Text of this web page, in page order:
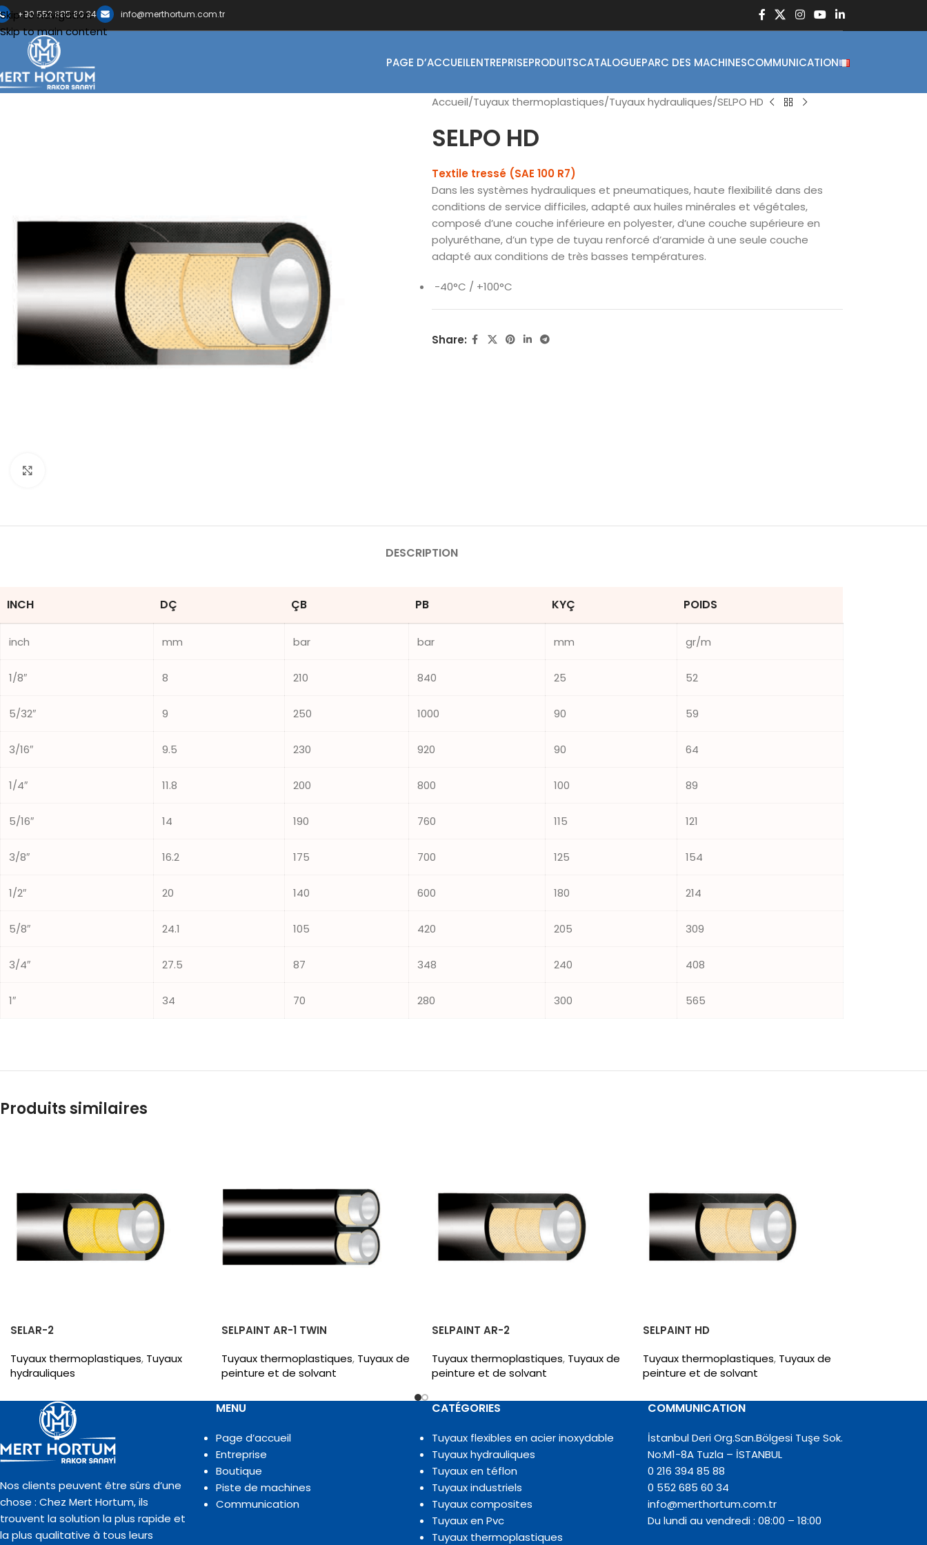
Skip to navigation
Skip to main content
+90 552 685 60 34 info@merthortum.com.tr
PAGE D’ACCUEILENTREPRISEPRODUITSCATALOGUEPARC DES MACHINESCOMMUNICATION
Accueil Tuyaux thermoplastiques Tuyaux hydrauliques SELPO HD
SELPO HD
Textile tressé (SAE 100 R7)
Dans les systèmes hydrauliques et pneumatiques, haute flexibilité dans des
conditions de service difficiles, adapté aux huiles minérales et végétales,
composé d’une couche inférieure en polyester, d’une couche supérieure en
polyuréthane, d’un type de tuyau renforcé d’aramide à une seule couche
adapté aux conditions de très basses températures.
-40°C / +100°C
Share:
DESCRIPTION
INCH DÇ ÇB PB KYÇ POIDS
inch mm bar bar mm gr/m
1/8″ 8 210 840 25 52
5/32″ 9 250 1000 90 59
3/16″ 9.5 230 920 90 64
1/4″ 11.8 200 800 100 89
5/16″ 14 190 760 115 121
3/8″ 16.2 175 700 125 154
1/2″ 20 140 600 180 214
5/8″ 24.1 105 420 205 309
3/4″ 27.5 87 348 240 408
1″ 34 70 280 300 565
Produits similaires
SELAR-2
Tuyaux thermoplastiques, Tuyaux
hydrauliques
SELPAINT AR-1 TWIN
Tuyaux thermoplastiques, Tuyaux de
peinture et de solvant
SELPAINT AR-2
Tuyaux thermoplastiques, Tuyaux de
peinture et de solvant
SELPAINT HD
Tuyaux thermoplastiques, Tuyaux de
peinture et de solvant
Nos clients peuvent être sûrs d’une
chose : Chez Mert Hortum, ils
trouvent la solution la plus rapide et
la plus qualitative à tous leurs
MENU
Page d’accueil
Entreprise
Boutique
Piste de machines
Communication
CATÉGORIES
Tuyaux flexibles en acier inoxydable
Tuyaux hydrauliques
Tuyaux en téflon
Tuyaux industriels
Tuyaux composites
Tuyaux en Pvc
Tuyaux thermoplastiques
COMMUNICATION
İstanbul Deri Org.San.Bölgesi Tuşe Sok.
No:M1-8A Tuzla – İSTANBUL
0 216 394 85 88
0 552 685 60 34
info@merthortum.com.tr
Du lundi au vendredi : 08:00 – 18:00